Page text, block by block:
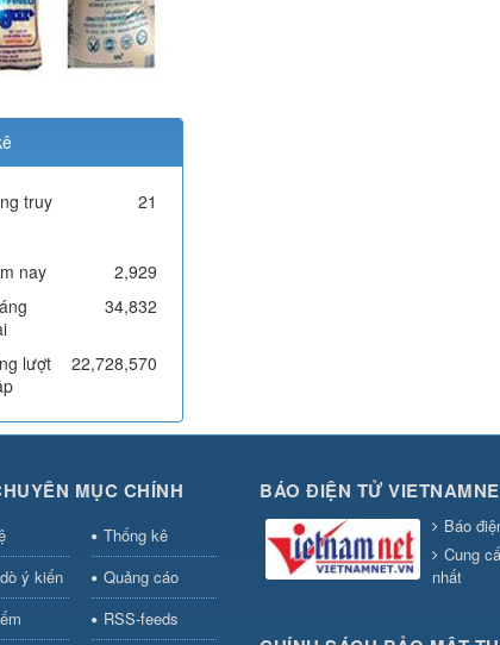
truy
21
nay
2,929
34,832
lượt
22,728,570
MỤC CHÍNH
Thống kê
ý kiến
Quảng cáo
RSS-feeds
BÁO ĐIỆN TỬ
Báo
Cung
nhất